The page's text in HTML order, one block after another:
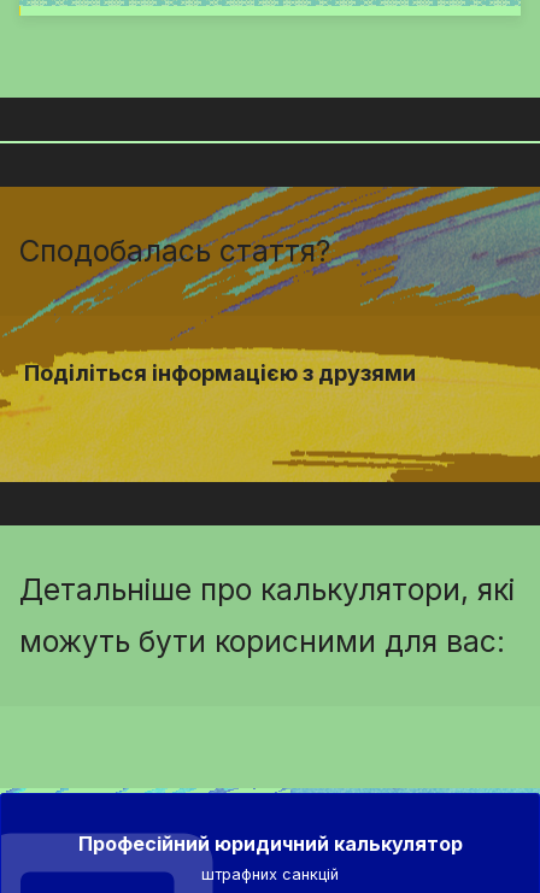
Сподобалась стаття?
Поділіться інформацією з друзями
Детальніше про калькулятори, які
можуть бути корисними для вас:
Професійний юридичний калькулятор
штрафних санкцій